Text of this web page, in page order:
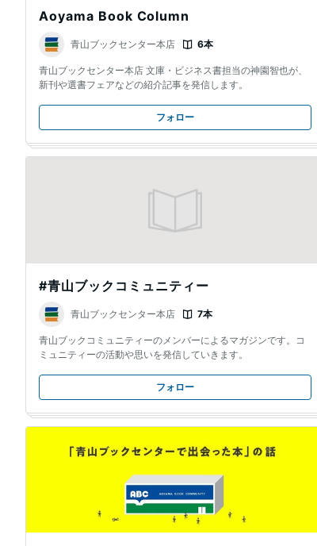
Aoyama Book Column
青山ブックセンター本店 6本
青山ブックセンター本店 文庫・ビジネス書担当の神園智也が、
新刊や選書フェアなどの紹介記事を発信します。
フォロー
#青山ブックコミュニティー
青山ブックセンター本店 7本
青山ブックコミュニティーのメンバーによるマガジンです。コ
ミュニティーの活動や思いを発信していきます。
フォロー